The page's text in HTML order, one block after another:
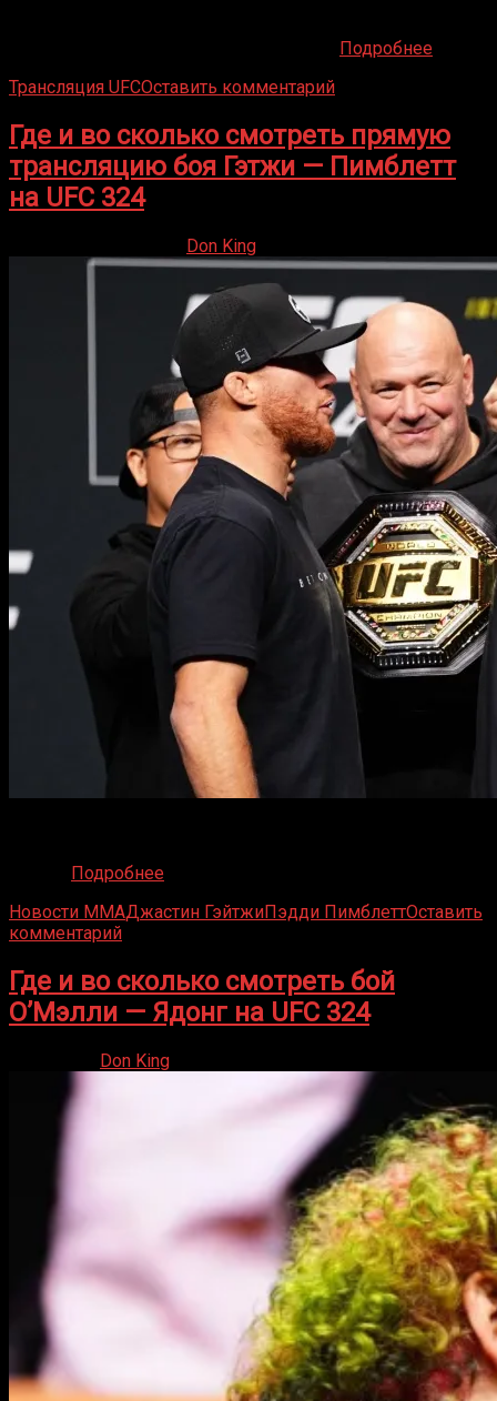
Подробнее
Трансляция UFCОставить комментарий
Где и во сколько смотреть прямую
трансляцию боя Гэтжи — Пимблетт
на UFC 324
Don King
Подробнее
Новости ММАДжастин ГэйтжиПэдди ПимблеттОставить
комментарий
Где и во сколько смотреть бой
О’Мэлли — Ядонг на UFC 324
Don King